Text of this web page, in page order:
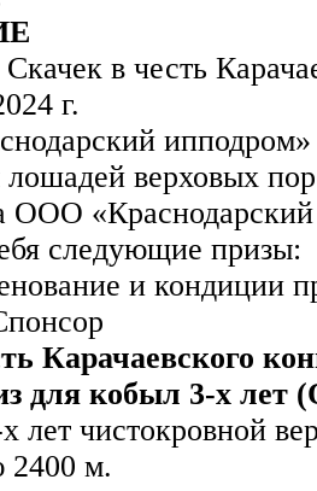
в честь
г.
ипподром»
верховых
ООО
следующие призы:
и кондиции
Карачаевского
для кобыл 3-х лет
лет чистокровной
2400 м.